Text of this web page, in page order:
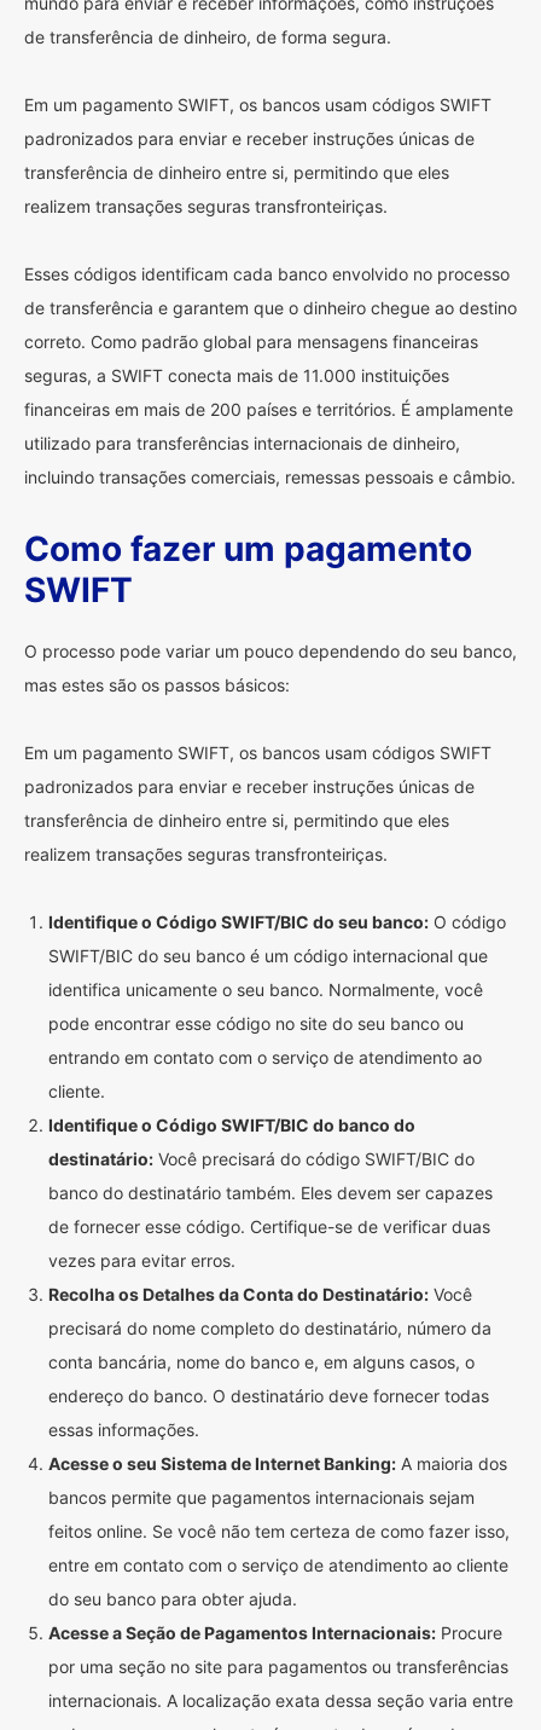
de transferência de dinheiro, de forma segura.
Em um pagamento SWIFT, os bancos usam códigos SWIFT
padronizados para enviar e receber instruções únicas de
transferência de dinheiro entre si, permitindo que eles
realizem transações seguras transfronteiriças.
Esses códigos identificam cada banco envolvido no processo
de transferência e garantem que o dinheiro chegue ao destino
correto. Como padrão global para mensagens financeiras
seguras, a SWIFT conecta mais de 11.000 instituições
financeiras em mais de 200 países e territórios. É amplamente
utilizado para transferências internacionais de dinheiro,
incluindo transações comerciais, remessas pessoais e câmbio.
Como fazer um pagamento
SWIFT
O processo pode variar um pouco dependendo do seu banco,
mas estes são os passos básicos:
Em um pagamento SWIFT, os bancos usam códigos SWIFT
padronizados para enviar e receber instruções únicas de
transferência de dinheiro entre si, permitindo que eles
realizem transações seguras transfronteiriças.
Identifique o Código SWIFT/BIC do seu banco: O código
SWIFT/BIC do seu banco é um código internacional que
identifica unicamente o seu banco. Normalmente, você
pode encontrar esse código no site do seu banco ou
entrando em contato com o serviço de atendimento ao
cliente.
Identifique o Código SWIFT/BIC do banco do
destinatário: Você precisará do código SWIFT/BIC do
banco do destinatário também. Eles devem ser capazes
de fornecer esse código. Certifique-se de verificar duas
vezes para evitar erros.
Recolha os Detalhes da Conta do Destinatário: Você
precisará do nome completo do destinatário, número da
conta bancária, nome do banco e, em alguns casos, o
endereço do banco. O destinatário deve fornecer todas
essas informações.
Acesse o seu Sistema de Internet Banking: A maioria dos
bancos permite que pagamentos internacionais sejam
feitos online. Se você não tem certeza de como fazer isso,
entre em contato com o serviço de atendimento ao cliente
do seu banco para obter ajuda.
Acesse a Seção de Pagamentos Internacionais: Procure
por uma seção no site para pagamentos ou transferências
internacionais. A localização exata dessa seção varia entre